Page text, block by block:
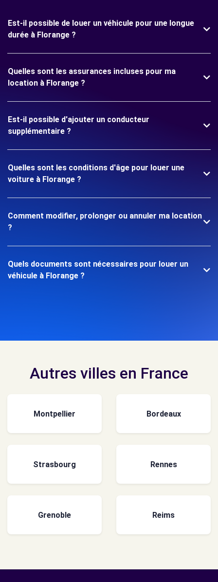
Est-il possible de louer un véhicule pour une longue
durée à Florange ?
Quelles sont les assurances incluses pour ma
location à Florange ?
Est-il possible d'ajouter un conducteur
supplémentaire ?
Quelles sont les conditions d'âge pour louer une
voiture à Florange ?
Comment modifier, prolonger ou annuler ma location
?
Quels documents sont nécessaires pour louer un
véhicule à Florange ?
Autres villes en France
Montpellier Bordeaux
Strasbourg Rennes
Grenoble Reims